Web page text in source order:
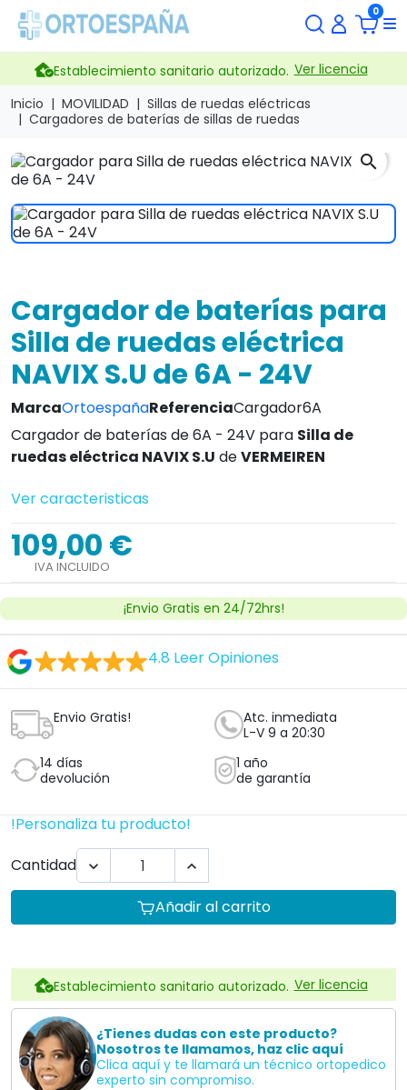
0
Establecimiento sanitario autorizado. Ver licencia
Inicio
MOVILIDAD
Sillas de ruedas eléctricas
Cargadores de baterías de sillas de ruedas
search
Cargador de baterías para
Silla de ruedas eléctrica
NAVIX S.U de 6A - 24V
MarcaOrtoespañaReferenciaCargador6A
Cargador de baterías de 6A - 24V para Silla de
ruedas eléctrica NAVIX S.U deVERMEIREN
Ver caracteristicas
109,00 €
IVA INCLUIDO
¡Envio Gratis en 24/72hrs!
4.8 Leer Opiniones
Envio Gratis!
Atc. inmediata
L-V 9 a 20:30
14 días
devolución
1 año
de garantía
!Personaliza tu producto!
Cantidad
 
Añadir al carrito
Establecimiento sanitario autorizado. Ver licencia
¿Tienes dudas con este producto?
Nosotros te llamamos, haz clic aquí
Clica aquí y te llamará un técnico ortopedico
experto sin compromiso.